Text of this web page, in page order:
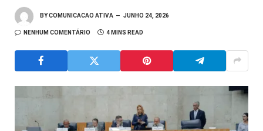
BYCOMUNICACAO ATIVA JUNHO 24, 2026
NENHUM COMENTÁRIO 4 MINS READ